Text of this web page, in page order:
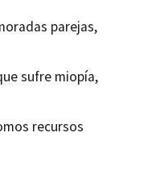
parejas,
sufre miopía,
recursos